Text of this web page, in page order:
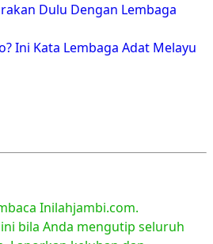
Dulu Dengan Lembaga
Ini Kata Lembaga Adat Melayu
Inilahjambi.com.
bila Anda mengutip seluruh